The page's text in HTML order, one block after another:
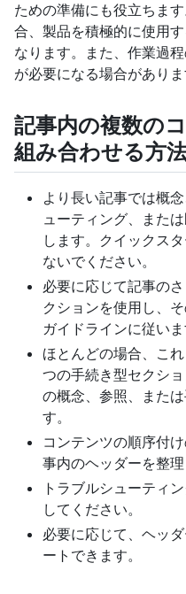
ための準備にも役立ちま
合、製品を積極的に使用
なります。また、作業過
が必要になる場合がありま
記事内の複数の
組み合わせる方
より長い記事では概
ューティング、また
します。クイックス
ないでください。
必要に応じて記事の
クションを使用し、
ガイドラインに従いま
ほとんどの場合、こ
つの手続き型セクシ
の概念、参照、また
す。
コンテンツの順序付
事内のヘッダーを整理
トラブルシューティ
してください。
必要に応じて、ヘッ
ートできます。